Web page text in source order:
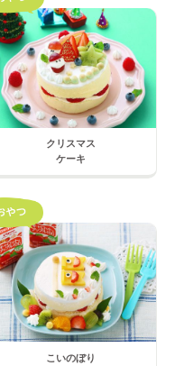
クリスマス
ケーキ
こいのぼり